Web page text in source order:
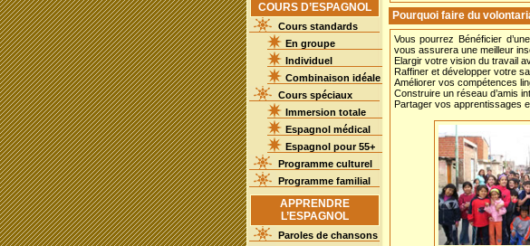
COURS D’ESPAGNOL
Cours standards
En groupe
Individuel
Combinaison idéale
Cours spéciaux
Immersion totale
Espagnol médical
Espagnol pour 55+
Programme culturel
Programme familial
APPRENDRE
L’ESPAGNOL
Paroles de chansons
Pourquoi faire du
Vous pourrez Bénéficier
vous assurera une meilleur
Elargir votre vision du travail
Raffiner et développer votre
Améliorer vos compétences
Construire un réseau d’amis
Partager vos apprentissages